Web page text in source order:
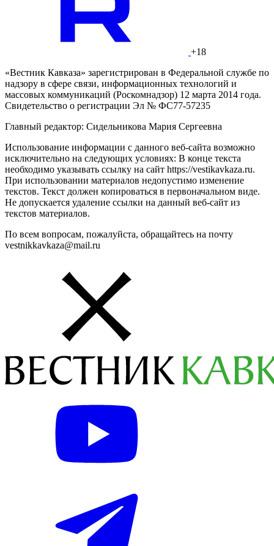
+18
«Вестник Кавказа» зарегистрирован в Федеральной службе по
надзору в сфере связи, информационных технологий и
массовых коммуникаций (Роскомнадзор) 12 марта 2014 года.
Свидетельство о регистрации Эл № ФС77-57235
Главный редактор: Сидельникова Мария Сергеевна
Использование информации с данного веб-сайта возможно
исключительно на следующих условиях: В конце текста
необходимо указывать ссылку на сайт https://vestikavkaza.ru.
При использовании материалов недопустимо изменение
текстов. Текст должен копироваться в первоначальном виде.
Не допускается удаление ссылки на данный веб-сайт из
текстов материалов.
По всем вопросам, пожалуйста, обращайтесь на почту
vestnikkavkaza@mail.ru